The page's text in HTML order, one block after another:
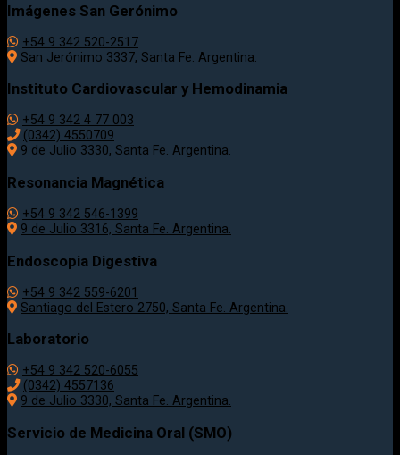
Imágenes San Gerónimo
+54 9 342 520-2517
San Jerónimo 3337, Santa Fe. Argentina.
Instituto Cardiovascular y Hemodinamia
+54 9 342 4 77 003
(0342) 4550709
9 de Julio 3330, Santa Fe. Argentina.
Resonancia Magnética
+54 9 342 546-1399
9 de Julio 3316, Santa Fe. Argentina.
Endoscopia Digestiva
+54 9 342 559-6201
Santiago del Estero 2750, Santa Fe. Argentina.
Laboratorio
+54 9 342 520-6055
(0342) 4557136
9 de Julio 3330, Santa Fe. Argentina.
Servicio de Medicina Oral (SMO)